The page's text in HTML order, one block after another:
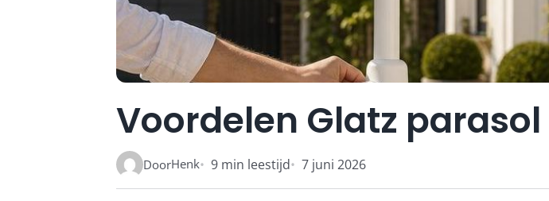
Voordelen Glatz parasol
DoorHenk 9 min leestijd 7 juni 2026